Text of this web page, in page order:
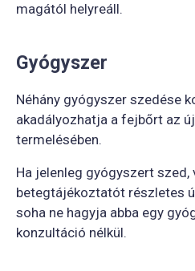
magától helyreáll.
Gyógyszer
Néhány gyógyszer szedése
akadályozhatja a fejbőrt az
termelésében.
Ha jelenleg gyógyszert szed,
betegtájékoztatót részletes
soha ne hagyja abba egy
konzultáció nélkül.